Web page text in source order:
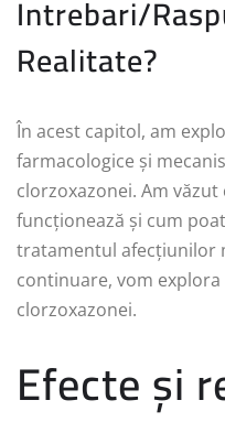
Intrebari/
Realitate?
În acest capitol, am
farmacologice și
clorzoxazonei. Am
funcționează și cum
tratamentul afecțiunilor
continuare, vom
clorzoxazonei.
Efecte și